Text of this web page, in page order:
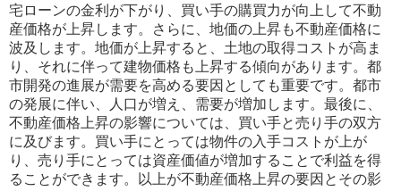
宅ローンの金利が下がり、買い手の購買力が向上して不動
産価格が上昇します。さらに、地価の上昇も不動産価格に
波及します。地価が上昇すると、土地の取得コストが高ま
り、それに伴って建物価格も上昇する傾向があります。都
市開発の進展が需要を高める要因としても重要です。都市
の発展に伴い、人口が増え、需要が増加します。最後に、
不動産価格上昇の影響については、買い手と売り手の双方
に及びます。買い手にとっては物件の入手コストが上が
り、売り手にとっては資産価値が増加することで利益を得
ることができます。以上が不動産価格上昇の要因とその影